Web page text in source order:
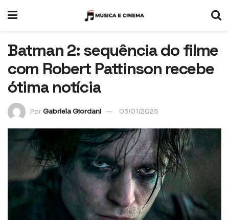
Batman 2: sequência do filme
com Robert Pattinson recebe
ótima notícia
PorGabriela Giordani 03/01/2025